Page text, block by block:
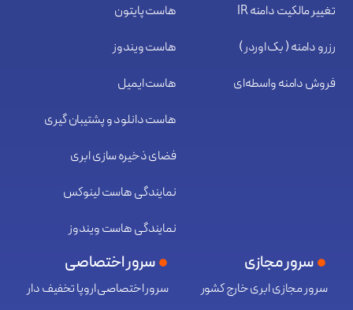
تغییر مالکیت دامنه IR
رزرو دامنه ( بک اوردر )
فروش دامنه واسطه‌ای
هاست پایتون
هاست ویندوز
هاست ایمیل
هاست دانلود و پشتیبان گیری
فضای ذخیره سازی ابری
نمایندگی هاست لینوکس
نمایندگی هاست ویندوز
سرور مجازی
سرور مجازی ابری خارج کشور
سرور اختصاصی
سرور اختصاصی اروپا تخفیف دار